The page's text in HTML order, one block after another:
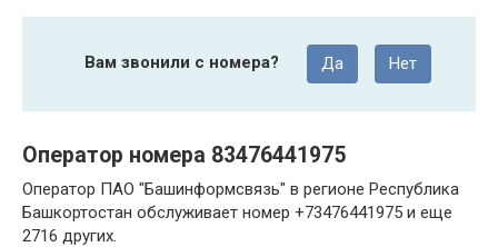
Вам звонили с номера? Да Нет
Оператор номера 83476441975
Оператор ПАО "Башинформсвязь" в регионе Республика
Башкортостан обслуживает номер +73476441975 и еще
2716 других.